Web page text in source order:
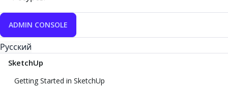
ADMIN CONSOLE
Русский
SketchUp
Getting Started in SketchUp